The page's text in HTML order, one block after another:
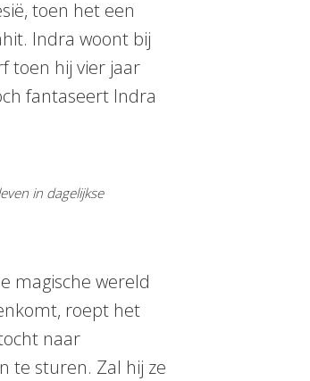
toen het een
Indra woont bij
toen hij vier jaar
fantaseert Indra
in dagelijkse
magische wereld
roept het
naar
te sturen. Zal hij ze